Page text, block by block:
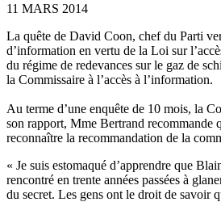
11 MARS 2014
La quête de David Coon, chef du Parti
d’information en vertu de la Loi sur
du régime de redevances sur le gaz de
la Commissaire à l’accès à l’information.
Au terme d’une enquête de 10 mois, la
son rapport, Mme Bertrand recommande
reconnaître la recommandation de la
« Je suis estomaqué d’apprendre que
rencontré en trente années passées à
du secret. Les gens ont le droit de savoir